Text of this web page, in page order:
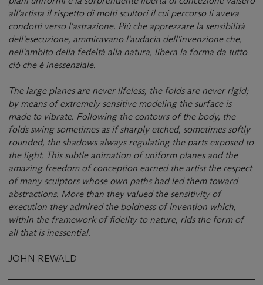
all'artista il rispetto di molti scultori il cui percorso li aveva
condotti verso l'astrazione. Più che apprezzare la sensibilità
dell'esecuzione, ammiravano l'audacia dell'invenzione che,
nell'ambito della fedeltà alla natura, libera la forma da tutto
ciò che è inessenziale.
The large planes are never lifeless, the folds are never rigid;
by means of extremely sensitive modeling the surface is
made to vibrate. Following the contours of the body, the
folds swing sometimes as if sharply etched, sometimes softly
rounded, the shadows always regulating the parts exposed to
the light. This subtle animation of uniform planes and the
amazing freedom of conception earned the artist the respect
of many sculptors whose own paths had led them toward
abstractions. More than they valued the sensitivity of
execution they admired the boldness of invention which,
within the framework of fidelity to nature, rids the form of
all that is inessential.
JOHN REWALD